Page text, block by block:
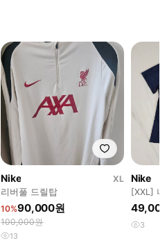
Nike
XL
리버풀 드릴탑
10%90,000원
100,000원
13
Nike
[XXL]
스트라
유니
3